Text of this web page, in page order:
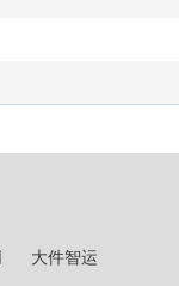
大件智运